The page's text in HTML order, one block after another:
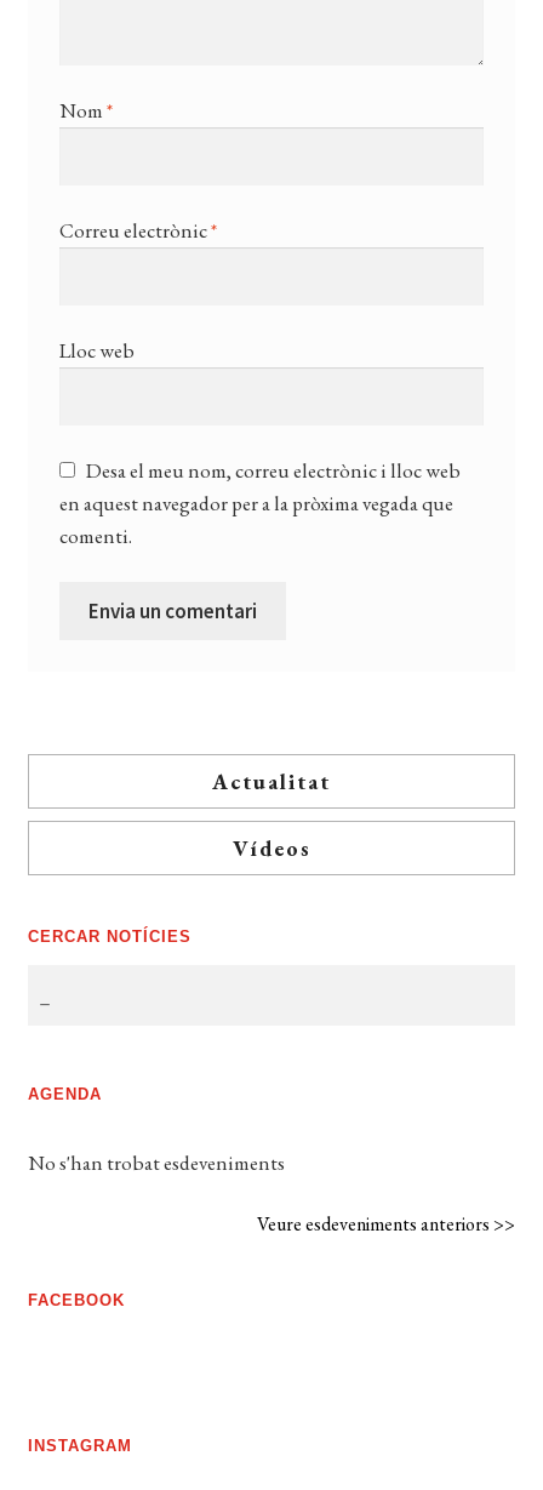
Nom*
Correu electrònic*
Lloc web
Desa el meu nom, correu electrònic i lloc web
en aquest navegador per a la pròxima vegada que
comenti.
Actualitat
Vídeos
CERCAR NOTÍCIES
AGENDA
No s'han trobat esdeveniments
Veure esdeveniments anteriors >>
FACEBOOK
INSTAGRAM